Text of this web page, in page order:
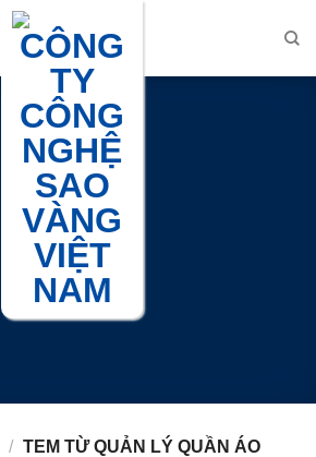
/ TEM TỪ QUẢN LÝ QUẦN ÁO